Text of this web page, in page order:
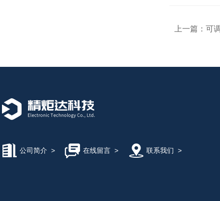
上一篇： 可
公司简介 > 在线留言> 联系我们 >